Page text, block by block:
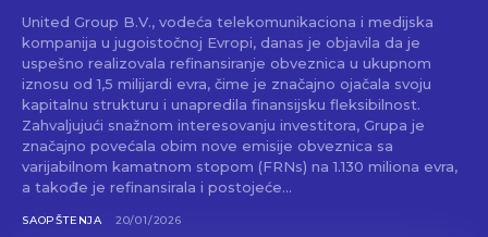
United Group B.V., vodeća telekomunikaciona i medijska
kompanija u jugoistočnoj Evropi, danas je objavila da je
uspešno realizovala refinansiranje obveznica u ukupnom
iznosu od 1,5 milijardi evra, čime je značajno ojačala svoju
kapitalnu strukturu i unapredila finansijsku fleksibilnost.
Zahvaljujući snažnom interesovanju investitora, Grupa je
značajno povećala obim nove emisije obveznica sa
varijabilnom kamatnom stopom (FRNs) na 1.130 miliona evra,
a takođe je refinansirala i postojeće...
SAOPŠTENJA 20/01/2026